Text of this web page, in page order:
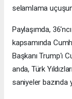
selamlama
Paylaşımda,
kapsamında
Başkanı Trump'ı
anda, Türk
saniyeler bazında